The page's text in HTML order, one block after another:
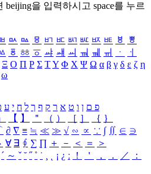
beijing을 입력하시고 space를 누르
ㅯ ㅰ ㅱ ㅲ ㅳ ㅴ ㅵ ㅶ ㅷ ㅸ
ㅹ
ㆄ ㆅ ㆆ ㆇ ㆈ ㆉ ㆊ ㆋ ㆌ ㆍ
ㆎ
Ξ Ο Π Ρ Σ ΤΥ Φ Χ Ψ Ω α β γ δ ε ζ η
ω
פ ם ן ו ט א ר ק ף ך ל ח י ע
【 】 ＂ （ ） ［ ］ ｛ ｝
∂ ∇ ≡ ≒ ≪ ≫ √ ∽ ∝ ∵ ∫ ∬ ∈ ∋
∀ ∃ ∮ ∑ ∏ ＋ － ＜ ＝
＞
´ ～ ˇ ˘ ˝ ˚ ˙ ¸ ¡ ¿ ː ！ ＇ ， ． ／
：